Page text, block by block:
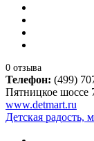
0 отзыва
Телефон: (499)
Пятницкое шоссе
www.detmart.ru
Детская радость,